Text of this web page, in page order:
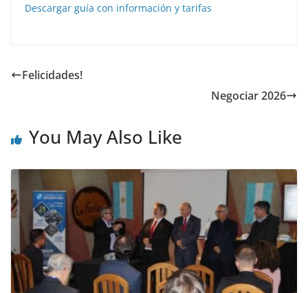
Descargar guía con información y tarifas
Felicidades!
Negociar 2026
You May Also Like